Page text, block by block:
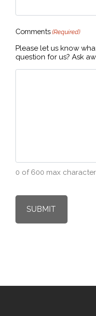
Comments (Required)
Please let us know
question for us? Ask
0 of 600 max